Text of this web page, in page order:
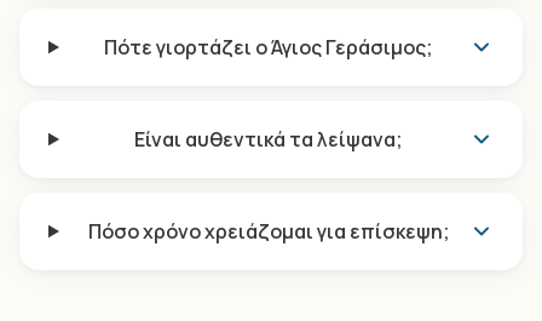
Πότε γιορτάζει ο Άγιος Γεράσιμος;
Είναι αυθεντικά τα λείψανα;
Πόσο χρόνο χρειάζομαι για επίσκεψη;